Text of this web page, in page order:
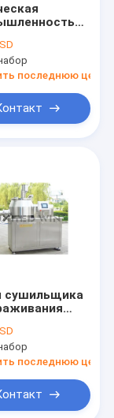
последнюю цену
сушильщика
последнюю цену